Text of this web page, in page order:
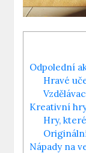
Odpolední
Hravé
Kreativní
Hry,
Nápady na